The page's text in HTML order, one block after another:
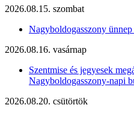
2026.08.15. szombat
Nagyboldogasszony ünnep
2026.08.16. vasárnap
Szentmise és jegyesek
Nagyboldogasszony-napi
2026.08.20. csütörtök